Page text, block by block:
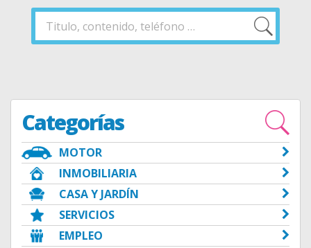
Buscar
Buscar
Categorías
MOTOR
INMOBILIARIA
CASA Y JARDÍN
SERVICIOS
EMPLEO